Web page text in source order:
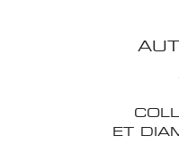
ET